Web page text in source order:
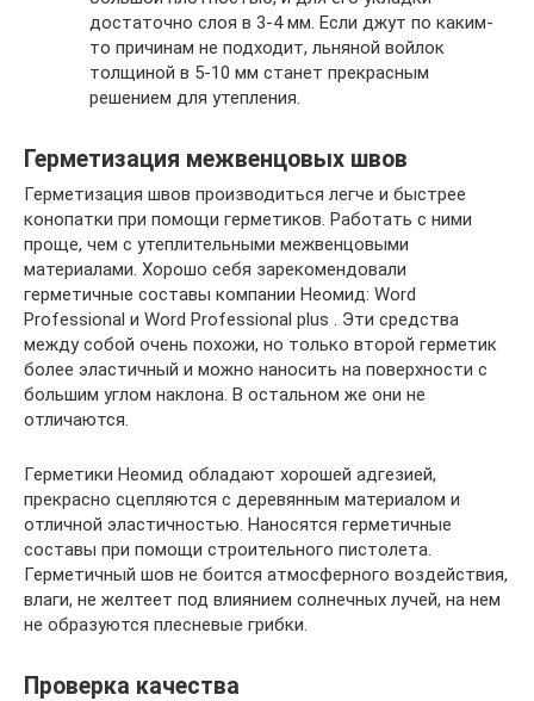
достаточно слоя в 3-4 мм. Если джут по каким-
то причинам не подходит, льняной войлок
толщиной в 5-10 мм станет прекрасным
решением для утепления.
Герметизация межвенцовых швов
Герметизация швов производиться легче и быстрее
конопатки при помощи герметиков. Работать с ними
проще, чем с утеплительными межвенцовыми
материалами. Хорошо себя зарекомендовали
герметичные составы компании Неомид: Word
Professional и Word Professional plus . Эти средства
между собой очень похожи, но только второй герметик
более эластичный и можно наносить на поверхности с
большим углом наклона. В остальном же они не
отличаются.
Герметики Неомид обладают хорошей адгезией,
прекрасно сцепляются с деревянным материалом и
отличной эластичностью. Наносятся герметичные
составы при помощи строительного пистолета.
Герметичный шов не боится атмосферного воздействия,
влаги, не желтеет под влиянием солнечных лучей, на нем
не образуются плесневые грибки.
Проверка качества